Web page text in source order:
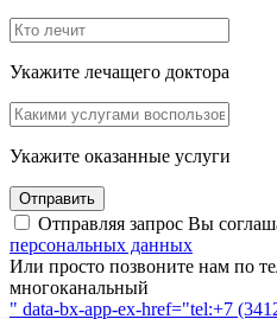
Укажите лечащего доктора
Укажите оказанные услуги
Отправить
Отправляя запрос Вы
персональных данных
Или просто позвоните нам по
многоканальный
" data-bx-app-ex-href="tel:+7